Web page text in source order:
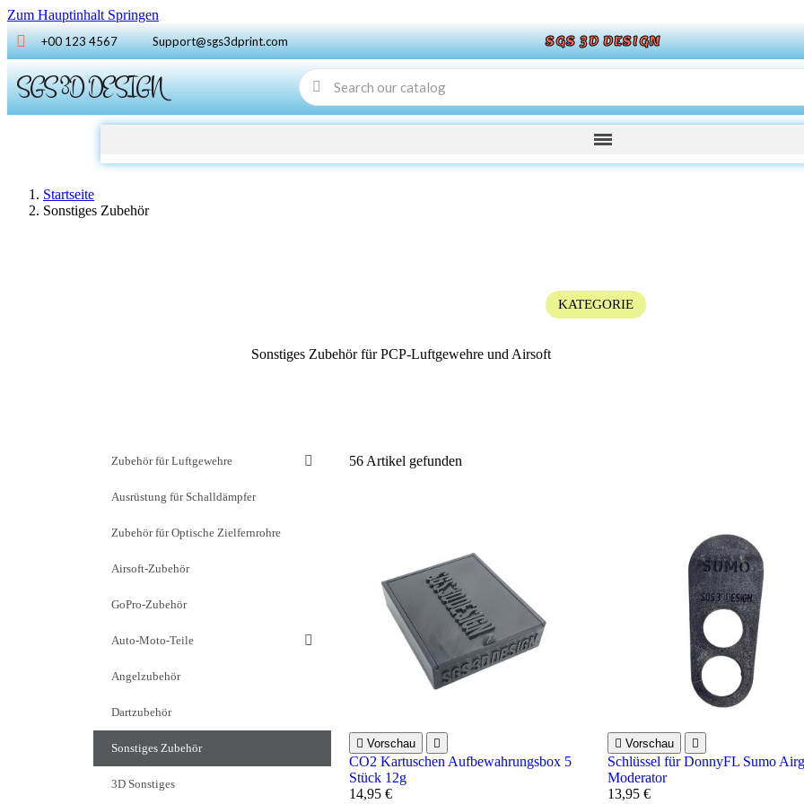
Zum Hauptinhalt Springen
+00 123 4567 Support@sgs3dprint.com SGS 3D DESIGN
SGS 3D DESIGN
Startseite
Sonstiges Zubehör
KATEGORIE
Sonstiges Zubehör für PCP-Luftgewehre und Airsoft
Zubehör für Luftgewehre
Ausrüstung für Schalldämpfer
Zubehör für Optische Zielfernrohre
Airsoft-Zubehör
GoPro-Zubehör
Auto-Moto-Teile
Angelzubehör
Dartzubehör
Sonstiges Zubehör
3D Sonstiges
56 Artikel gefunden
 Vorschau 
CO2 Kartuschen Aufbewahrungsbox 5
Stück 12g
14,95 €
 Vorschau 
Schlüssel für DonnyFL Sumo
Moderator
13,95 €